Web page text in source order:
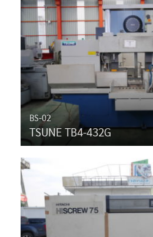
BS-02
TSUNE TB4-432G